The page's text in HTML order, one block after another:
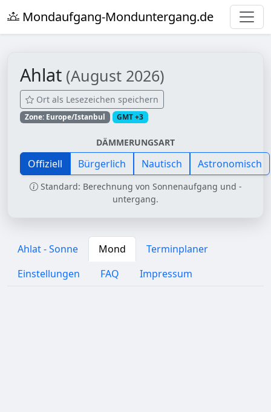
Mondaufgang-Monduntergang.de
Ahlat (August 2026)
Ort als Lesezeichen speichern
Zone: Europe/Istanbul GMT +3
DÄMMERUNGSART
Offiziell Bürgerlich Nautisch Astronomisch
Standard: Berechnung von Sonnenaufgang und -
untergang.
Ahlat - Sonne Mond
Terminplaner
Einstellungen
FAQ Impressum